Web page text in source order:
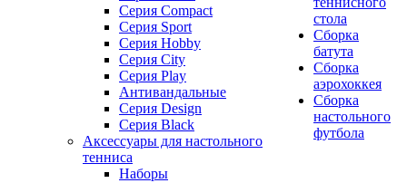
Серия Compact
Серия Sport
Серия Hobby
Серия City
Серия Play
Антивандальные
Серия Design
Серия Black
Аксессуары для настольного
тенниса
Наборы
стола
Сборка
батута
Сборка
аэрохоккея
Сборка
настольного
футбола